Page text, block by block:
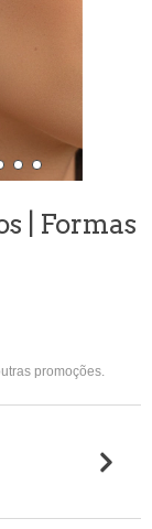
| Formas
promoções.